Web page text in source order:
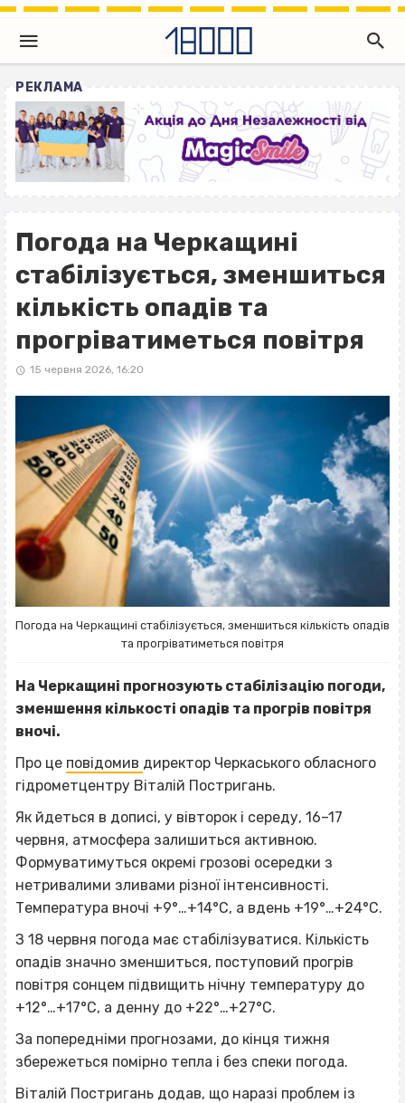
РЕКЛАМА
Погода на Черкащині
стабілізується, зменшиться
кількість опадів та
прогріватиметься повітря
15 червня 2026, 16:20
Погода на Черкащині стабілізується, зменшиться кількість опадів
та прогріватиметься повітря
На Черкащині прогнозують стабілізацію погоди,
зменшення кількості опадів та прогрів повітря
вночі.
Про це повідомив директор Черкаського обласного
гідрометцентру Віталій Постригань.
Як йдеться в дописі, у вівторок і середу, 16–17
червня, атмосфера залишиться активною.
Формуватимуться окремі грозові осередки з
нетривалими зливами різної інтенсивності.
Температура вночі +9°…+14°С, а вдень +19°…+24°С.
З 18 червня погода має стабілізуватися. Кількість
опадів значно зменшиться, поступовий прогрів
повітря сонцем підвищить нічну температуру до
+12°…+17°С, а денну до +22°…+27°С.
За попередніми прогнозами, до кінця тижня
збережеться помірно тепла і без спеки погода.
Віталій Постригань додав, що наразі проблем із